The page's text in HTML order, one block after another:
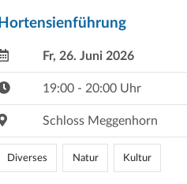
Hortensienführung
Fr, 26. Juni 2026
19:00 - 20:00 Uhr
Schloss Meggenhorn
Diverses Natur Kultur